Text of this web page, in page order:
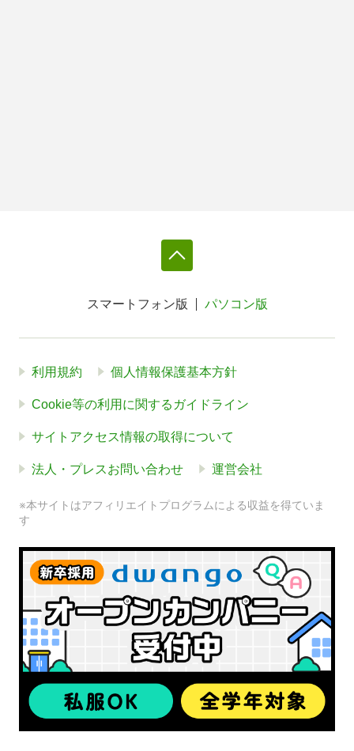
スマートフォン版 パソコン版
利用規約 個人情報保護基本方針
Cookie等の利用に関するガイドライン
サイトアクセス情報の取得について
法人・プレスお問い合わせ 運営会社
※本サイトはアフィリエイトプログラムによる収益を得ていま
す